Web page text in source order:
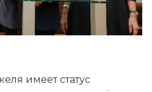
имеет статус